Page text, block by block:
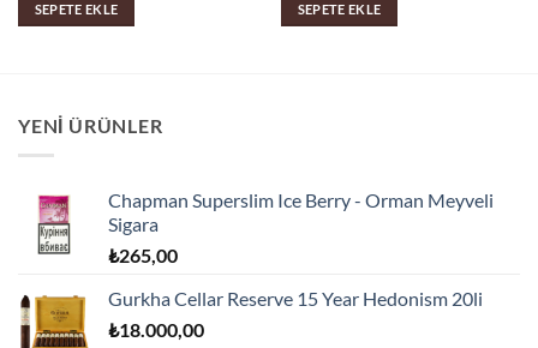
SEPETE EKLE SEPETE EKLE
YENI ÜRÜNLER
Chapman Superslim Ice Berry - Orman Meyveli
Sigara
₺265,00
Gurkha Cellar Reserve 15 Year Hedonism 20li
₺18.000,00